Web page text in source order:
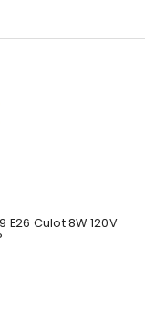
E26 Culot 8W 120V